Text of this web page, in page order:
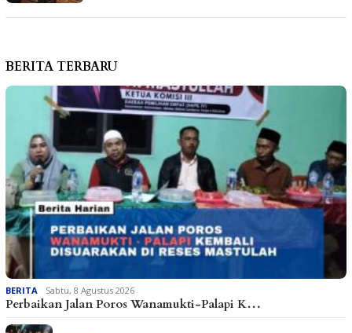
BERITA TERBARU
BERITA Sabtu, 8 Agustus 2026
Perbaikan Jalan Poros Wanamukti-Palapi K…